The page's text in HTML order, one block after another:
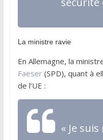
La ministre ravie
En Allemagne, la
Faeser(SPD), quant à
de l’UE :
« Je